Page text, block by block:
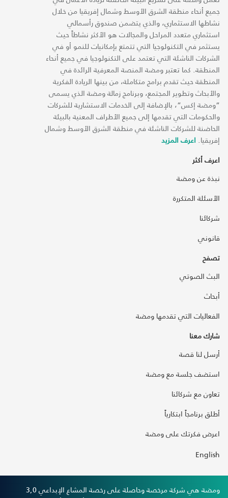
جميع أنحاء منطقة الشرق الأوسط وشمال إفريقيا من خلال
نشاطها الاستثماري، والذي يتضمن صندوق رأسمالي
استثماري متعدد المراحل والمجالات هو الأكثر نشاطاً حيث
يستثمر في التكنولوجيا التي تتمتع بإمكانيات للنمو أو في
الشركات الناشئة التي تعتمد على التكنولوجيا في جميع أنحاء
المنطقة. كما تعتبر ومضة المنصة المعرفية الرائدة في
المنطقة حيث تقدم برامج متكاملة، من بينها الريادة الفكرية
والأبحاث وتطوير المجتمع، وبرنامج زمالة ومضة الذي يسمى
“ومضة إكس“، بالإضافة إلى الخدمات الاستشارية للشركات
والحكومات التي تقدمها إلى جميع الأطراف المعنية بالبيئة
الحاضنة للشركات الناشئة في منطقة الشرق الأوسط وشمال
إفريقيا. اعرف المزيد
اعرف أكثر
نبذة عن ومضة
الأسئلة المتكررة
شركائنا
قانوني
تصفح
البث الصوتي
أبحاث
الفعاليات التي تقدمها ومضة
شارك معنا
أرسل لنا قصة
استضف جلسة مع ومضة
تعاون مع شركائنا
أطلق برنامجاً ابتكارياً
اعرض فكرتك على ومضة
English
ومضة هي شركة مرخصة وحاصلة على رخصة المشاع الإبداعي 3,0